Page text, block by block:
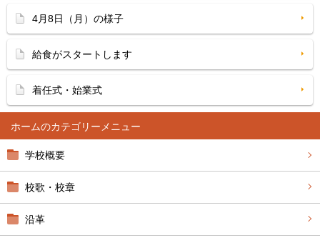
ホーム
学校概要
校歌・校章
沿革
4月8日（月）の様子
給食がスタートします
着任式・始業式